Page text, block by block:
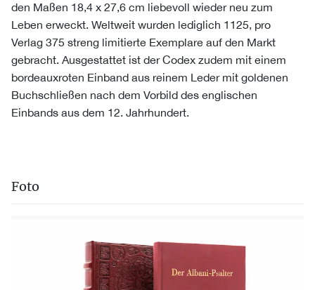
den Maßen 18,4 x 27,6 cm liebevoll wieder neu zum
Leben erweckt. Weltweit wurden lediglich 1125, pro
Verlag 375 streng limitierte Exemplare auf den Markt
gebracht. Ausgestattet ist der Codex zudem mit einem
bordeauxroten Einband aus reinem Leder mit goldenen
Buchschließen nach dem Vorbild des englischen
Einbands aus dem 12. Jahrhundert.
Foto